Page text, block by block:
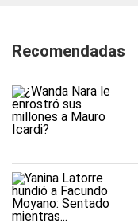
Recomendadas